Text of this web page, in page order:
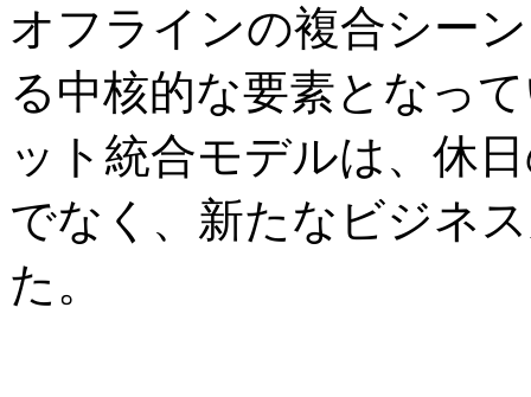
オフラインの複合シー
る中核的な要素となっ
ット統合モデルは、休
でなく、新たなビジネ
た。